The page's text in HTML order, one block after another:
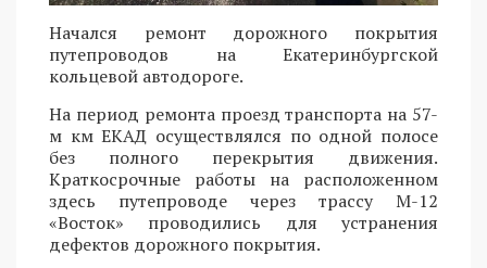
Начался ремонт дорожного покрытия
путепроводов на Екатеринбургской
кольцевой автодороге.
На период ремонта проезд транспорта на 57-
м км ЕКАД осуществлялся по одной полосе
без полного перекрытия движения.
Краткосрочные работы на расположенном
здесь путепроводе через трассу М-12
«Восток» проводились для устранения
дефектов дорожного покрытия.